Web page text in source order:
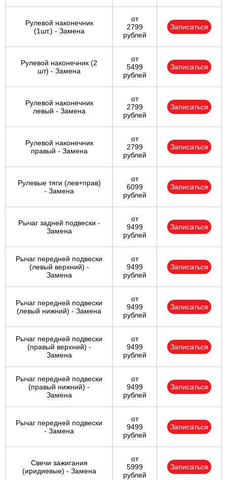
Рулевой наконечник
(1шт.) - Замена
от
2799
рублей
Записаться
Рулевой наконечник (2
шт) - Замена
от
5499
рублей
Записаться
Рулевой наконечник
левый - Замена
от
2799
рублей
Записаться
Рулевой наконечник
правый - Замена
от
2799
рублей
Записаться
Рулевые тяги (лев+прав)
- Замена
от
6099
рублей
Записаться
Рычаг задней подвески -
Замена
от
9499
рублей
Записаться
Рычаг передней подвески
(левый верхний) -
Замена
от
9499
рублей
Записаться
Рычаг передней подвески
(левый нижний) - Замена
от
9499
рублей
Записаться
Рычаг передней подвески
(правый верхний) -
Замена
от
9499
рублей
Записаться
Рычаг передней подвески
(правый нижний) -
Замена
от
9499
рублей
Записаться
Рычаг передней подвески
- Замена
от
9499
рублей
Записаться
Свечи зажигания
(иридиевые) - Замена
от
5999
рублей
Записаться